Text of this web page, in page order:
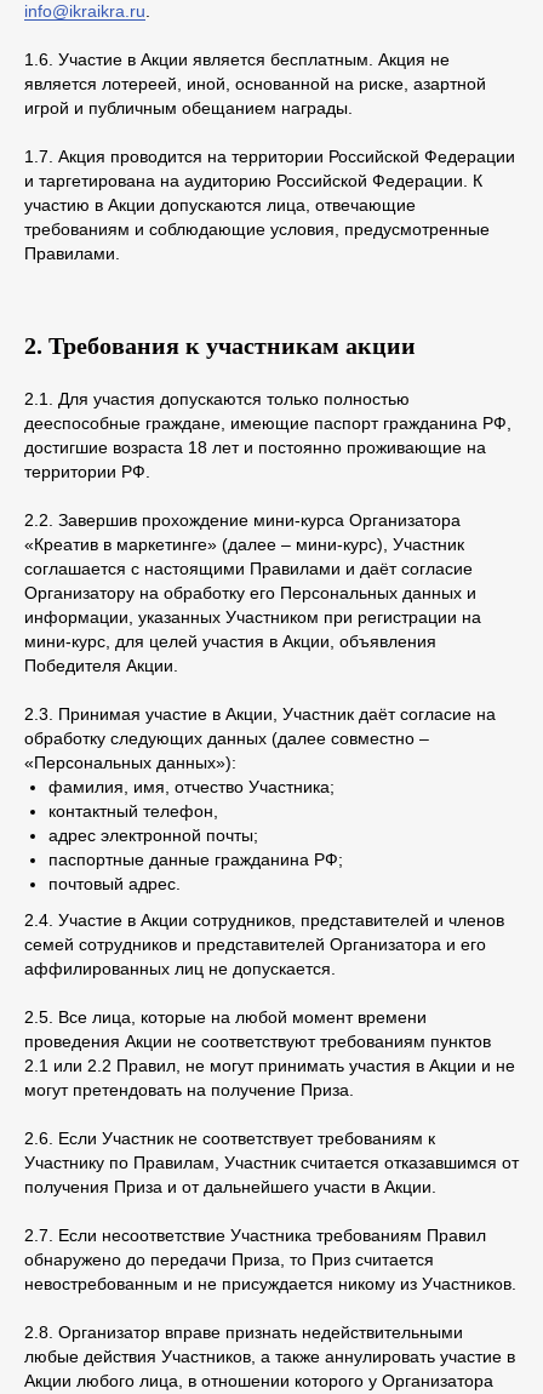
info@ikraikra.ru
1.6. Участие в Акции является бесплатным. Акция не
является лотереей, иной, основанной на риске, азартной
игрой и публичным обещанием награды.
1.7. Акция проводится на территории Российской Федерации
и таргетирована на аудиторию Российской Федерации. К
участию в Акции допускаются лица, отвечающие
требованиям и соблюдающие условия, предусмотренные
Правилами.
2. Требования к участникам акции
2.1. Для участия допускаются только полностью
дееспособные граждане, имеющие паспорт гражданина РФ,
достигшие возраста 18 лет и постоянно проживающие на
территории РФ.
2.2. Завершив прохождение мини-курса Организатора
«Креатив в маркетинге» (далее – мини-курс), Участник
соглашается с настоящими Правилами и даёт согласие
Организатору на обработку его Персональных данных и
информации, указанных Участником при регистрации на
мини-курс, для целей участия в Акции, объявления
Победителя Акции.
2.3. Принимая участие в Акции, Участник даёт согласие на
обработку следующих данных (далее совместно –
«Персональных данных»):
фамилия, имя, отчество Участника;
контактный телефон,
адрес электронной почты;
паспортные данные гражданина РФ;
почтовый адрес.
2.4. Участие в Акции сотрудников, представителей и членов
семей сотрудников и представителей Организатора и его
аффилированных лиц не допускается.
2.5. Все лица, которые на любой момент времени
проведения Акции не соответствуют требованиям пунктов
2.1 или 2.2 Правил, не могут принимать участия в Акции и не
могут претендовать на получение Приза.
2.6. Если Участник не соответствует требованиям к
Участнику по Правилам, Участник считается отказавшимся от
получения Приза и от дальнейшего участи в Акции.
2.7. Если несоответствие Участника требованиям Правил
обнаружено до передачи Приза, то Приз считается
невостребованным и не присуждается никому из Участников.
2.8. Организатор вправе признать недействительными
любые действия Участников, а также аннулировать участие в
Акции любого лица, в отношении которого у Организатора